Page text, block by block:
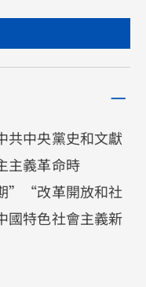
共中央黨史和文獻
主義革命時
”“改革開放和社
特色社會主義新